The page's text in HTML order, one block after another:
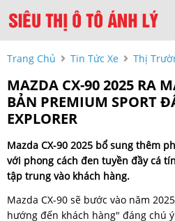
Trang Chủ Tin Tức Xe Thị
MAZDA CX-90 2025 RA
BẢN PREMIUM SPORT
EXPLORER
Mazda CX-90 2025 bổ sung thêm
với phong cách đen tuyền đầy cá
tập trung vào khách hàng.
Mazda CX-90 sẽ bước vào năm
hướng đến khách hàng" đáng chú